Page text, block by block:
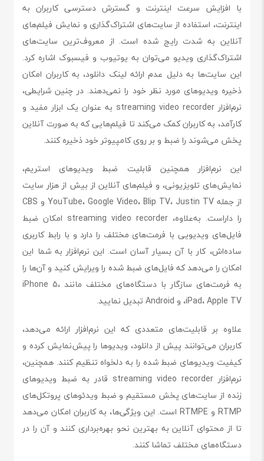
با افزایش سرعت اینترنت و گسترش دسترسی کاربران به
اینترنت، استفاده از سایت‌های اشتراک‌گذاری و نمایش فیلم‌های
آنلاین به شدت رایج شده است. از معروف‌ترین سایت‌های
اشتراک‌گذاری ویدیو می‌توان به یوتیوب و فیسبوک اشاره کرد.
این سایت‌ها به دلیل عدم ارائه لینک دانلود، به کاربران امکان
ذخیره ویدیوهای مورد نظر خود را نمی‌دهند. در چنین شرایطی،
نرم‌افزار streaming video recorder به عنوان یک ابزار مفید و
کارآمد، به کاربران کمک می‌کند تا فیلم‌هایی که به صورت آنلاین
پخش می‌شوند را ضبط و بر روی کامپیوتر خود ذخیره کنند.
این نرم‌افزار همچنین قابلیت ضبط ویدیوهای استریم،
نمایش‌های تلویزیونی، و فیلم‌های آنلاین از بیش از هزار سایت
از جمله YouTube، Google Video، Blip TV، Justin TV و CBS
را داراست. به‌علاوه، streaming video recorder امکان ضبط
فایل‌های ویدیویی با فرمت‌های مختلف را دارد و با رابط کاربری
ساده‌اش، کار با آن بسیار آسان است. این نرم‌افزار به شما این
امکان را می‌دهد که فایل‌های ضبط شده را ویرایش کنید و آن‌ها را
به فرمت‌های سازگار با دستگاه‌های مختلف مانند iPhone 5،
iPad، Apple TV، و Android تبدیل نمایید.
علاوه بر قابلیت‌های متعددی که این نرم‌افزار ارائه می‌دهد،
کاربران می‌توانند پیش از دانلود، ویدیوها را پیش‌نمایش کرده و
کیفیت ویدیوهای ضبط شده را به دلخواه تنظیم کنند. همچنین،
نرم‌افزار streaming video recorder قادر به ضبط ویدیوهای
زنده از سایت‌های پخش مستقیم و ضبط ویدئوهای پروتکل‌های
RTMP و RTMPE است. این ویژگی‌ها، به کاربران امکان می‌دهد
تا از محتوای آنلاین به بهترین نحو بهره‌برداری کنند و آن را در
دستگاه‌های مختلف تماشا کنند.